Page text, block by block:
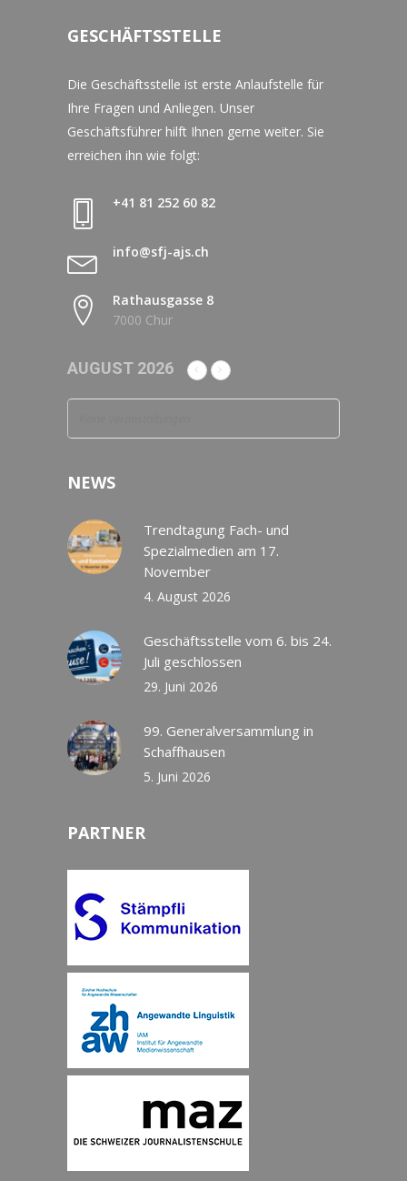
GESCHÄFTSSTELLE
Die Geschäftsstelle ist erste Anlaufstelle für
Ihre Fragen und Anliegen. Unser
Geschäftsführer hilft Ihnen gerne weiter. Sie
erreichen ihn wie folgt:
+41 81 252 60 82
info@sfj-ajs.ch
Rathausgasse 8
7000 Chur
AUGUST 2026
NEWS
Trendtagung Fach- und
Spezialmedien am 17.
November
4. August 2026
Geschäftsstelle vom 6. bis 24.
Juli geschlossen
29. Juni 2026
99. Generalversammlung in
Schaffhausen
5. Juni 2026
PARTNER